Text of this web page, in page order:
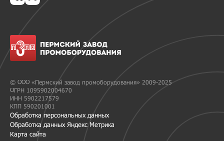
© ООО «Пермский завод промоборудования» 2009-2025
ОГРН 1095902004670
ИНН 5902217579
КПП 590201001
Обработка персональных данных
Обработка данных Яндекс Метрика
Карта сайта